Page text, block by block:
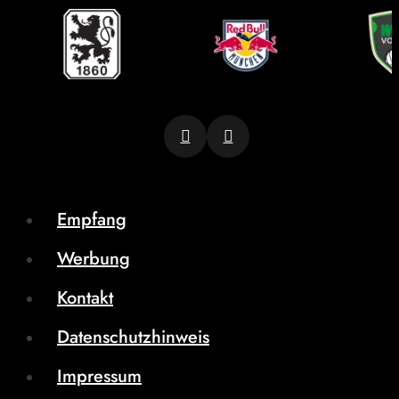
Empfang
Werbung
Kontakt
Datenschutzhinweis
Impressum